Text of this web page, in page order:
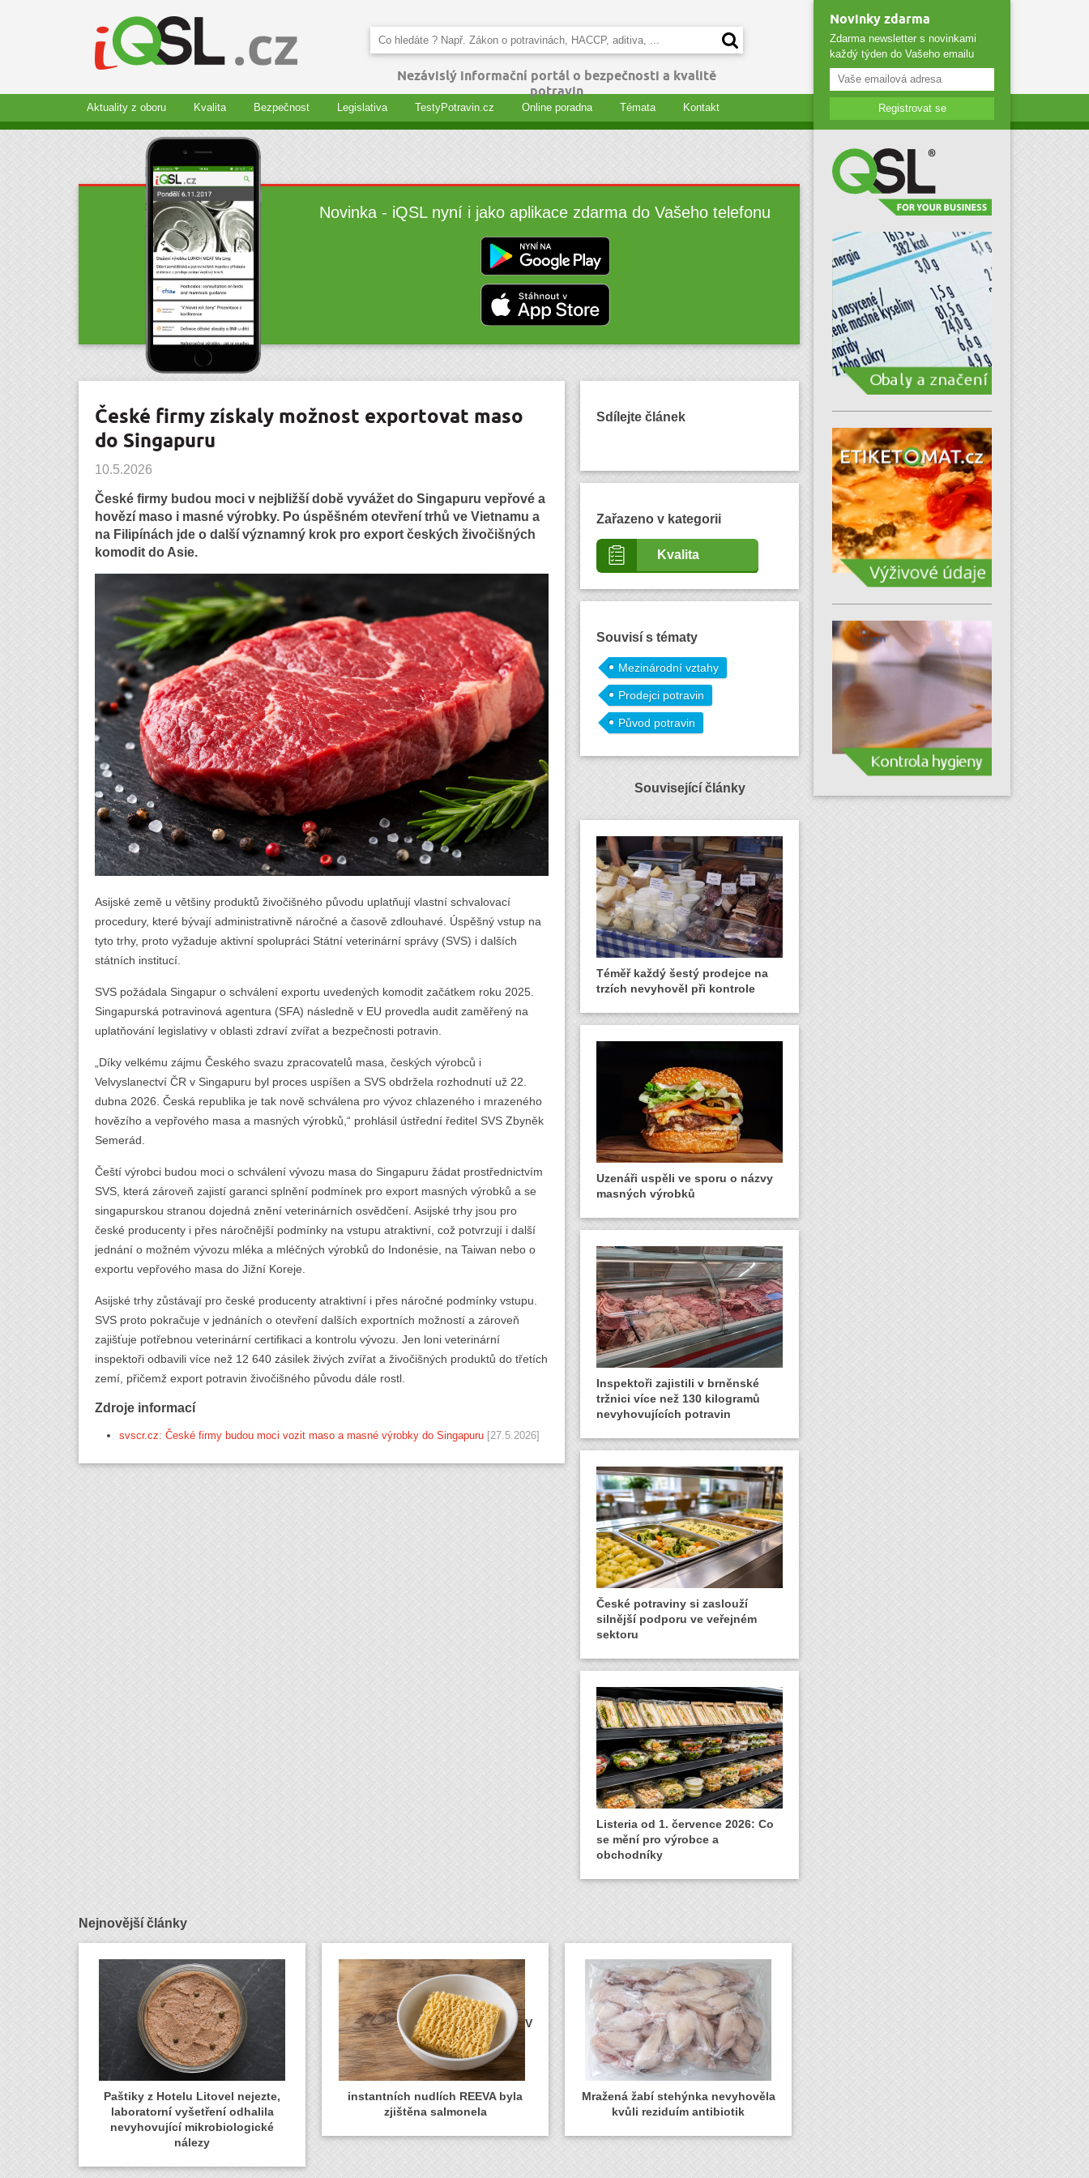
Nezávislý informační portál o bezpečnosti a kvalitě
potravin
Aktuality z oboru Kvalita Bezpečnost Legislativa TestyPotravin.cz Online poradna Témata Kontakt
Novinka - iQSL nyní i jako aplikace zdarma do Vašeho telefonu
České firmy získaly možnost exportovat maso
do Singapuru
10.5.2026
České firmy budou moci v nejbližší době vyvážet do Singapuru vepřové a
hovězí maso i masné výrobky. Po úspěšném otevření trhů ve Vietnamu a
na Filipínách jde o další významný krok pro export českých živočišných
komodit do Asie.
Asijské země u většiny produktů živočišného původu uplatňují vlastní schvalovací
procedury, které bývají administrativně náročné a časově zdlouhavé. Úspěšný vstup na
tyto trhy, proto vyžaduje aktivní spolupráci Státní veterinární správy (SVS) i dalších
státních institucí.
SVS požádala Singapur o schválení exportu uvedených komodit začátkem roku 2025.
Singapurská potravinová agentura (SFA) následně v EU provedla audit zaměřený na
uplatňování legislativy v oblasti zdraví zvířat a bezpečnosti potravin.
„Díky velkému zájmu Českého svazu zpracovatelů masa, českých výrobců i
Velvyslanectví ČR v Singapuru byl proces uspíšen a SVS obdržela rozhodnutí už 22.
dubna 2026. Česká republika je tak nově schválena pro vývoz chlazeného i mrazeného
hovězího a vepřového masa a masných výrobků,“ prohlásil ústřední ředitel SVS Zbyněk
Semerád.
Čeští výrobci budou moci o schválení vývozu masa do Singapuru žádat prostřednictvím
SVS, která zároveň zajistí garanci splnění podmínek pro export masných výrobků a se
singapurskou stranou dojedná znění veterinárních osvědčení. Asijské trhy jsou pro
české producenty i přes náročnější podmínky na vstupu atraktivní, což potvrzují i další
jednání o možném vývozu mléka a mléčných výrobků do Indonésie, na Taiwan nebo o
exportu vepřového masa do Jižní Koreje.
Asijské trhy zůstávají pro české producenty atraktivní i přes náročné podmínky vstupu.
SVS proto pokračuje v jednáních o otevření dalších exportních možností a zároveň
zajišťuje potřebnou veterinární certifikaci a kontrolu vývozu. Jen loni veterinární
inspektoři odbavili více než 12 640 zásilek živých zvířat a živočišných produktů do třetích
zemí, přičemž export potravin živočišného původu dále rostl.
Zdroje informací
svscr.cz: České firmy budou moci vozit maso a masné výrobky do Singapuru [27.5.2026]
Sdílejte článek
Zařazeno v kategorii
Kvalita
Souvisí s tématy
Mezinárodní vztahy
Prodejci potravin
Původ potravin
Související články
Téměř každý šestý prodejce na
trzích nevyhověl při kontrole
Uzenáři uspěli ve sporu o názvy
masných výrobků
Inspektoři zajistili v brněnské
tržnici více než 130 kilogramů
nevyhovujících potravin
České potraviny si zaslouží
silnější podporu ve veřejném
sektoru
Listeria od 1. července 2026: Co
se mění pro výrobce a
obchodníky
Nejnovější články
Paštiky z Hotelu Litovel nejezte,
laboratorní vyšetření odhalila
nevyhovující mikrobiologické
nálezy
V
instantních nudlích REEVA byla
zjištěna salmonela
Mražená žabí stehýnka nevyhověla
kvůli reziduím antibiotik
Novinky zdarma
Zdarma newsletter s novinkami
každý týden do Vašeho emailu
Registrovat se